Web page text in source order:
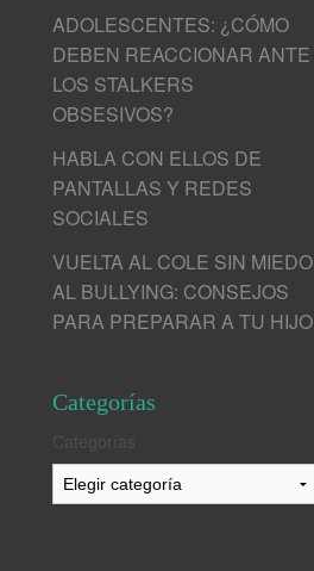
ADOLESCENTES: ¿CÓMO
DEBEN REACCIONAR ANTE
LOS STALKERS
OBSESIVOS?
HABLA CON ELLOS DE
PANTALLAS Y REDES
SOCIALES
VUELTA AL COLE SIN MIEDO
AL BULLYING: CONSEJOS
PARA PREPARAR A TU HIJO
Categorías